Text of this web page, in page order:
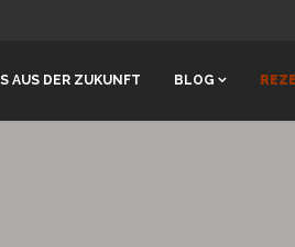
AUS DER ZUKUNFT BLOG